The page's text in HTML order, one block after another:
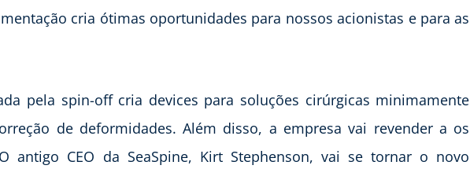
cria ótimas oportunidades para nossos acionistas e para as
pela spin-off cria devices para soluções cirúrgicas minimamente
de deformidades. Além disso, a empresa vai revender a os
antigo CEO da SeaSpine, Kirt Stephenson, vai se tornar o novo